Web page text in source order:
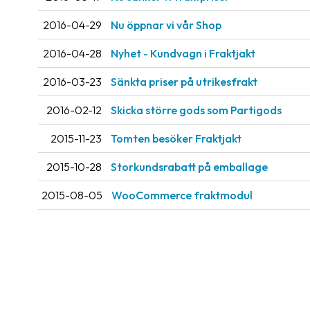
2016-04-29 Nu öppnar vi vår Shop
2016-04-28 Nyhet - Kundvagn i Fraktjakt
2016-03-23 Sänkta priser på utrikesfrakt
2016-02-12 Skicka större gods som Partigods
2015-11-23 Tomten besöker Fraktjakt
2015-10-28 Storkundsrabatt på emballage
2015-08-05 WooCommerce fraktmodul